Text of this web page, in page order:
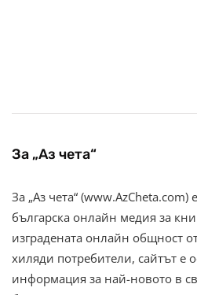
За „Аз чета“
За „Аз чета“ (www.AzCheta.com)
българска онлайн медия за
изградената онлайн общност
хиляди потребители, сайтът е
информация за най-новото в